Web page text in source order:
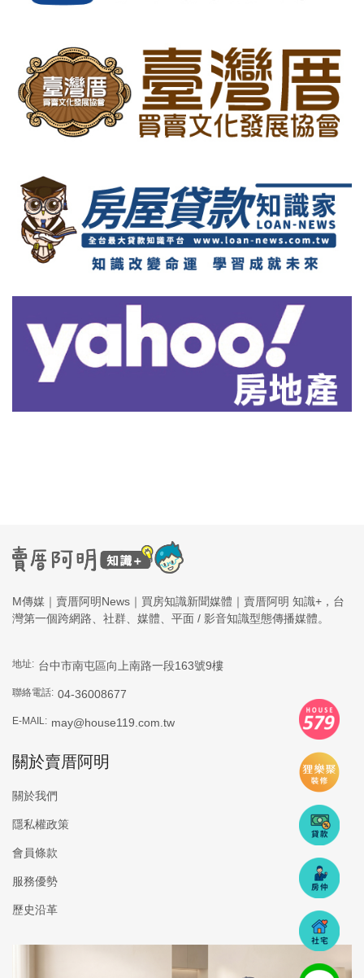
M傳媒｜賣厝阿明News｜買房知識新聞媒體｜賣厝阿明 知識+，台
灣第一個跨網路、社群、媒體、平面 / 影音知識型態傳播媒體。
地址: 台中市南屯區向上南路一段163號9樓
聯絡電話: 04-36008677
E-MAIL: may@house119.com.tw
關於賣厝阿明
關於我們
隱私權政策
會員條款
服務優勢
歷史沿革